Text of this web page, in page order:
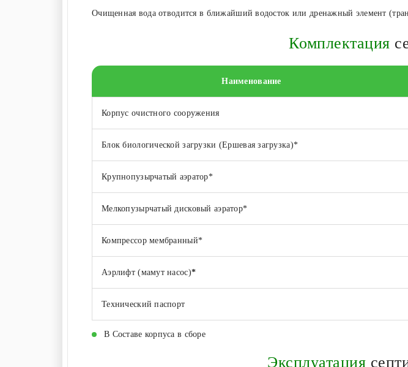
Очищенная вода отводится в ближайший водосток или дренажный элемент
Комплектация
Наименование
Корпус очистного сооружения
Блок биологической загрузки (Ершевая загрузка)*
Крупнопузырчатый аэратор*
Мелкопузырчатый дисковый аэратор*
Компрессор мембранный*
Аэрлифт (мамут насос)*
Технический паспорт
В Составе корпуса в сборе
Эксплуатация